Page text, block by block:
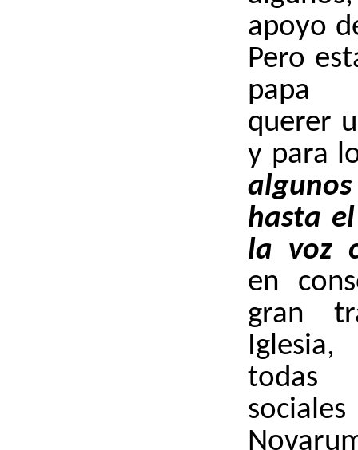
apoyo
Pero
papa
querer
y para
hasta
la voz
en
gran
todas